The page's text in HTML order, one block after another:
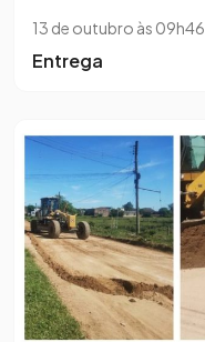
13 de outubro às 09h46
Entrega